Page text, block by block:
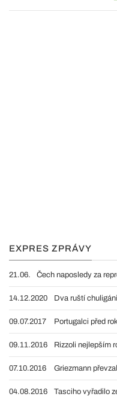
EXPRES ZPRÁVY
21.06. Čech naposledy za
14.12.2020 Dva ruští
09.07.2017 Portugalci před
09.11.2016 Rizzoli nejlepším
07.10.2016 Griezmann
04.08.2016 Tasciho vyřadilo